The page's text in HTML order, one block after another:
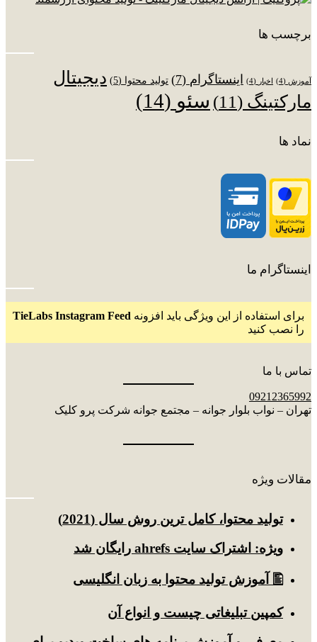
برچسب ها
آموزش (4) اخبار (4) اینستاگرام (7) تولید محتوا (5)
دیجیتال
مارکتینگ (11) سئو (14)
نماد ها
اینستاگرام ما
برای استفاده از این ویژگی باید افزونه TieLabs Instagram Feed
را نصب کنید
تماس با ما
09212365992
تهران – نواب بلوار جوانه – مجتمع جوانه شرکت پرو کلیک
مقالات ویژه
توليد محتوا، کامل ترین روش سال (2021)
ویژه: اشتراک سایت ahrefs رایگان شد
🖺 آموزش تولید محتوا به زبان انگلیسی
کمپین تبلیغاتی چیست و انواع آن